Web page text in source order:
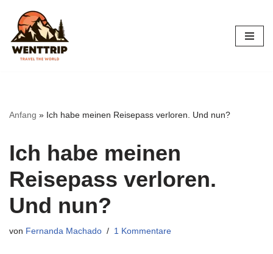
Zum
Inhalt
springen
Anfang » Ich habe meinen Reisepass verloren. Und nun?
Ich habe meinen
Reisepass verloren.
Und nun?
von Fernanda Machado 1 Kommentare